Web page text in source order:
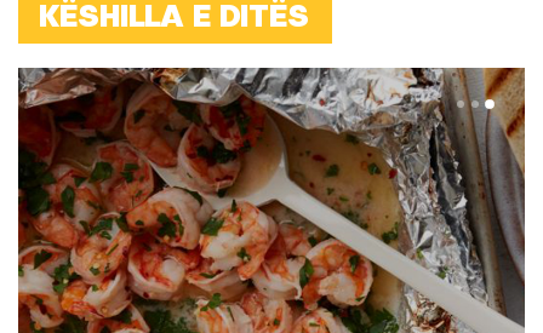
KËSHILLA E DITËS